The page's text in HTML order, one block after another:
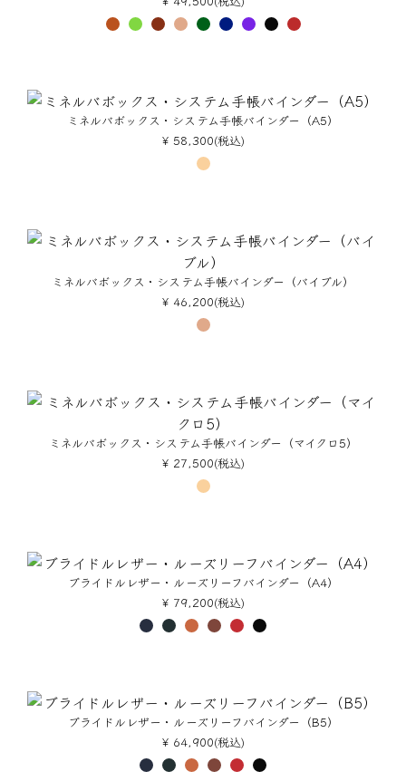
ミネルバボックス・システム手帳バインダー（A5）
¥ 58,300(税込)
ミネルバボックス・システム手帳バインダー（バイブル）
¥ 46,200(税込)
ミネルバボックス・システム手帳バインダー（マイクロ5）
¥ 27,500(税込)
ブライドルレザー・ルーズリーフバインダー（A4）
¥ 79,200(税込)
ブライドルレザー・ルーズリーフバインダー（B5）
¥ 64,900(税込)